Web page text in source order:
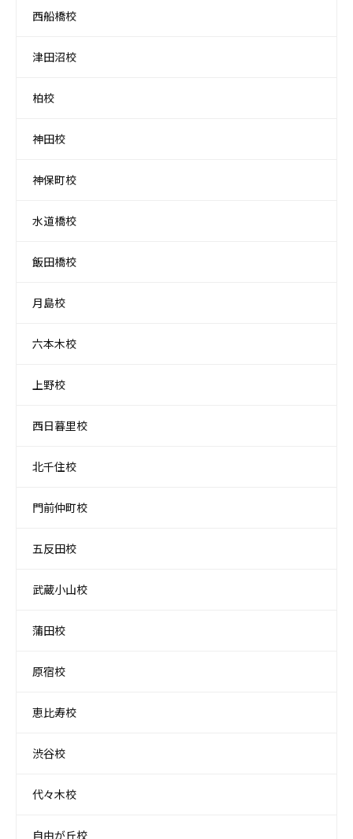
西船橋校
津田沼校
柏校
神田校
神保町校
水道橋校
飯田橋校
月島校
六本木校
上野校
西日暮里校
北千住校
門前仲町校
五反田校
武蔵小山校
蒲田校
原宿校
恵比寿校
渋谷校
代々木校
自由が丘校